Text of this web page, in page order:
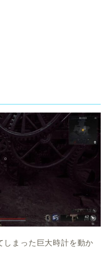
しまった巨大時計を動か